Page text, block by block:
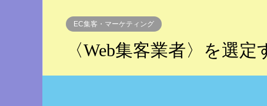
EC集客・マーケティング
〈Web集客業者〉を選